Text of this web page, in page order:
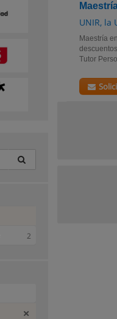
UNIR, la
Maestría
Tutor
2